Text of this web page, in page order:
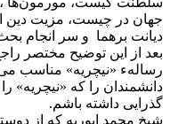
جهان در چیست، مزیت دین
دیانت برهما و سر انجام
بعد از این توضیح مختصر
رسالهء «نیچریه» مناسب
دانشمندان را که «نیچریه»
گذرایی داشته باشم.
شیخ محمد ابوریه که از